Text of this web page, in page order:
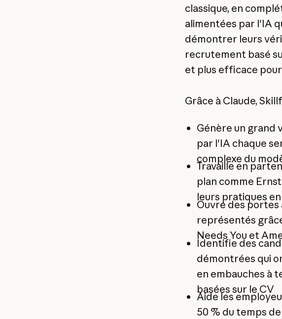
classique, en
alimentées par l'IA
démontrer leurs
recrutement basé
et plus efficace
Grâce à Claude,
Génère un grand
par l'IA chaque
complexe du
Travaille en
plan comme
leurs pratiques
Ouvre des
représentés
Needs You et
Identifie des
démontrées qui
en embauches à
basées sur le CV
Aide les
50 % du temps